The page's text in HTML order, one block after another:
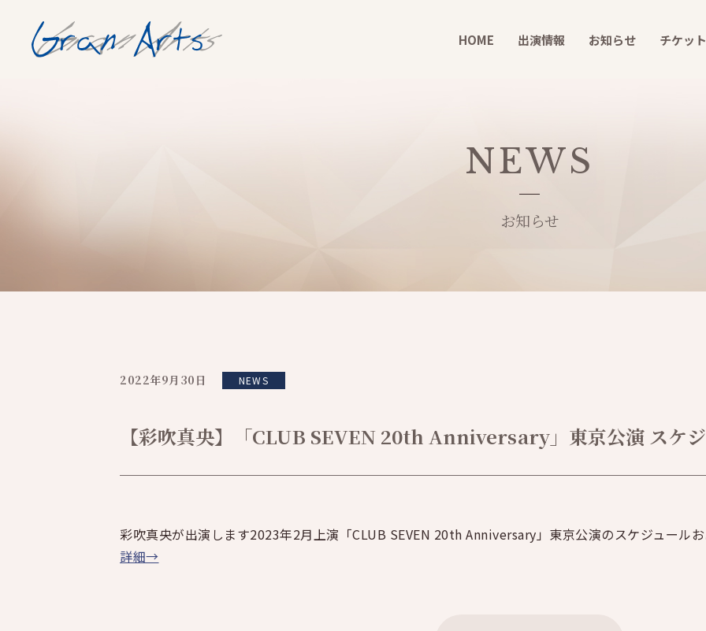
HOME 出演情報 お知らせ チケッ
NEWS
お知らせ
2022年9月30日 NEWS
【彩吹真央】「CLUB SEVEN 20th Anniversary」東京公演 スケ
彩吹真央が出演します2023年2月上演「CLUB SEVEN 20th Anniversary」東京公演のスケジュール
詳細→